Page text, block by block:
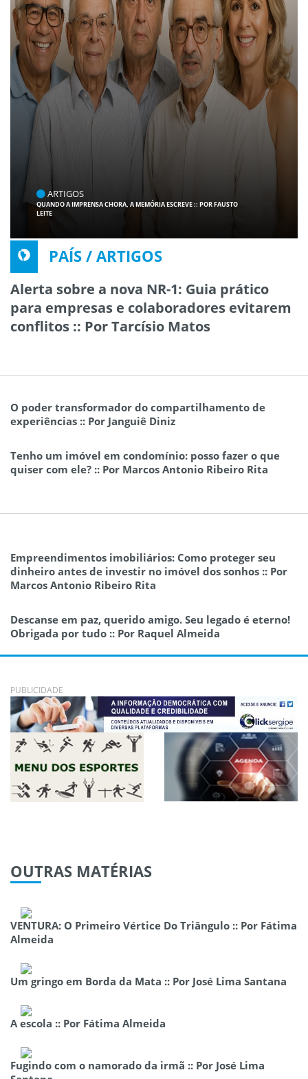
ARTIGOS
QUANDO A IMPRENSA CHORA, A MEMÓRIA ESCREVE :: POR FAUSTO
LEITE
PAÍS / ARTIGOS
Alerta sobre a nova NR-1: Guia prático
para empresas e colaboradores evitarem
conflitos :: Por Tarcísio Matos
O poder transformador do compartilhamento de
experiências :: Por Janguiê Diniz
Tenho um imóvel em condomínio: posso fazer o que
quiser com ele? :: Por Marcos Antonio Ribeiro Rita
Empreendimentos imobiliários: Como proteger seu
dinheiro antes de investir no imóvel dos sonhos :: Por
Marcos Antonio Ribeiro Rita
Descanse em paz, querido amigo. Seu legado é eterno!
Obrigada por tudo :: Por Raquel Almeida
PUBLICIDADE
OUTRAS MATÉRIAS
VENTURA: O Primeiro Vértice Do Triângulo :: Por Fátima
Almeida
Um gringo em Borda da Mata :: Por José Lima Santana
A escola :: Por Fátima Almeida
Fugindo com o namorado da irmã :: Por José Lima